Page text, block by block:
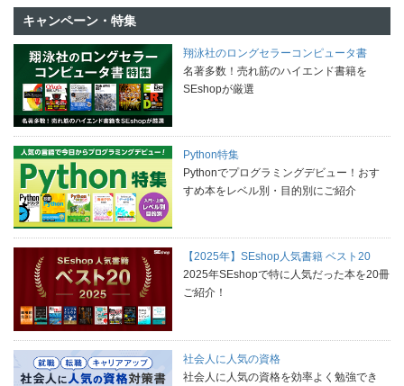
キャンペーン・特集
翔泳社のロングセラーコンピュータ書
名著多数！売れ筋のハイエンド書籍を
SEshopが厳選
Python特集
Pythonでプログラミングデビュー！おす
すめ本をレベル別・目的別にご紹介
【2025年】SEshop人気書籍 ベスト20
2025年SEshopで特に人気だった本を20冊
ご紹介！
社会人に人気の資格
社会人に人気の資格を効率よく勉強でき